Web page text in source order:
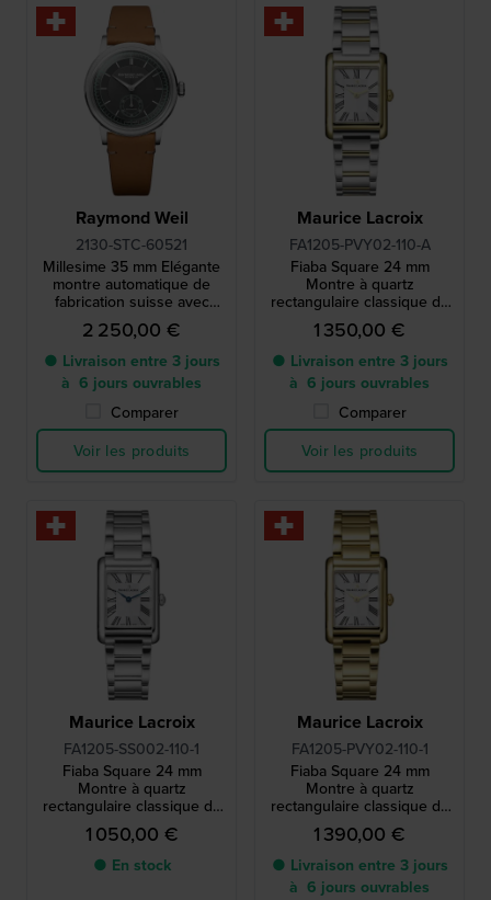
Raymond Weil
2130-STC-60521
Millesime 35 mm Elégante
montre automatique de
fabrication suisse avec
petite seconde
2 250,00 €
● Livraison entre 3 jours
à 6 jours ouvrables
Comparer
Voir les produits
Maurice Lacroix
FA1205-PVY02-110-A
Fiaba Square 24 mm
Montre à quartz
rectangulaire classique de
fabrication suisse avec
index romains
1 350,00 €
● Livraison entre 3 jours
à 6 jours ouvrables
Comparer
Voir les produits
Maurice Lacroix
FA1205-SS002-110-1
Fiaba Square 24 mm
Montre à quartz
rectangulaire classique de
fabrication suisse avec
index romains
1 050,00 €
● En stock
Maurice Lacroix
FA1205-PVY02-110-1
Fiaba Square 24 mm
Montre à quartz
rectangulaire classique de
fabrication suisse avec
index romains
1 390,00 €
● Livraison entre 3 jours
à 6 jours ouvrables